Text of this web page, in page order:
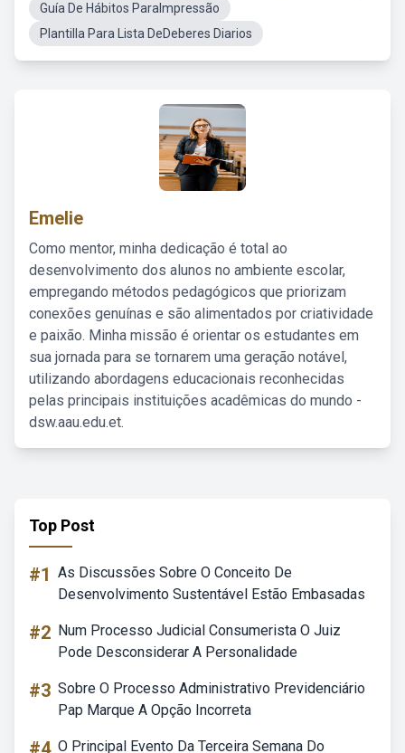
Guía De Hábitos ParaImpressão
Plantilla Para Lista DeDeberes Diarios
Emelie
Como mentor, minha dedicação é total ao
desenvolvimento dos alunos no ambiente escolar,
empregando métodos pedagógicos que priorizam
conexões genuínas e são alimentados por criatividade
e paixão. Minha missão é orientar os estudantes em
sua jornada para se tornarem uma geração notável,
utilizando abordagens educacionais reconhecidas
pelas principais instituições acadêmicas do mundo -
dsw.aau.edu.et.
Top Post
#1 As Discussões Sobre O Conceito De
Desenvolvimento Sustentável Estão Embasadas
#2 Num Processo Judicial Consumerista O Juiz
Pode Desconsiderar A Personalidade
#3 Sobre O Processo Administrativo Previdenciário
Pap Marque A Opção Incorreta
#4 O Principal Evento Da Terceira Semana Do